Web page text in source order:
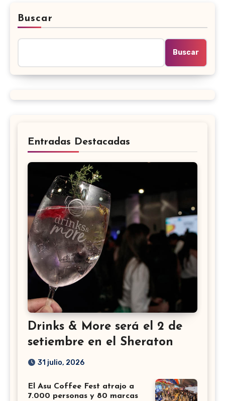
Buscar
Buscar
Entradas Destacadas
Drinks & More será el 2 de
setiembre en el Sheraton
31 julio, 2026
El Asu Coffee Fest atrajo a
7.000 personas y 80 marcas